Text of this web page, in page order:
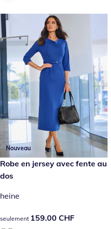
Nouveau
159.00 CHF
Robe en jersey avec fente au
dos
heine
159.00 CHF
seulement 159.00 CHF